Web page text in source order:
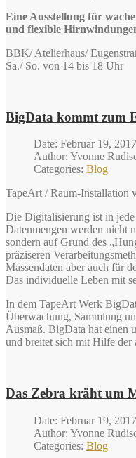
Eine Ausstellung für
und flexible
BBK/ Atelierhaus/
Sa./ So. von 14 bis 18 Uhr
BigData kommt zum
Date: Februar 19, 2017
Author: Yvonne
Categories: Blog
TapeArt / Raum-Installation
Die Digitalisierung ist in
Datenmengen werden nicht
sondern auf Grund des
präziseren
Massendaten aber auch für
Das individuelle Leben mit
In dem TapeArt Werk
Überwachung, Sammlung
Ausmaß. BigData hat einen
und breitet sich mit Hilfe der
Das Zebra kräht um
Date: Februar 19, 2017
Author: Yvonne
Categories: Blog